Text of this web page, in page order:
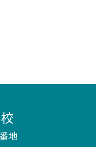
地